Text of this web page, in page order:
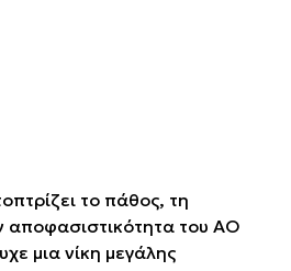
το πάθος, τη
αποφασιστικότητα του ΑΟ
μια νίκη μεγάλης